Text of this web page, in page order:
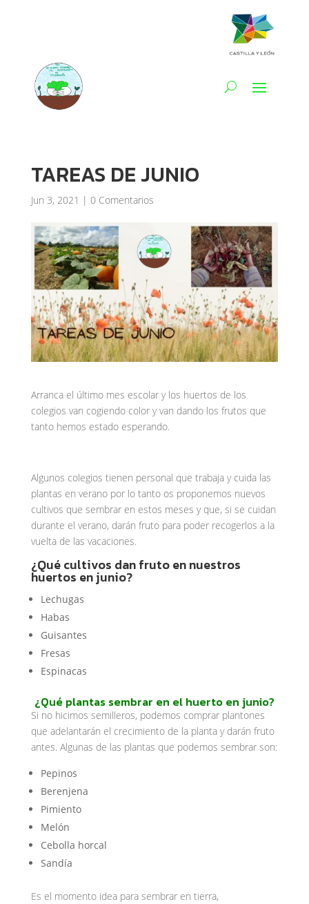
TAREAS DE JUNIO
Jun 3, 2021 | 0 Comentarios
Arranca el último mes escolar y los huertos de los
colegios van cogiendo color y van dando los frutos que
tanto hemos estado esperando.
Algunos colegios tienen personal que trabaja y cuida las
plantas en verano por lo tanto os proponemos nuevos
cultivos que sembrar en estos meses y que, si se cuidan
durante el verano, darán fruto para poder recogerlos a la
vuelta de las vacaciones.
¿Qué cultivos dan fruto en nuestros
huertos en junio?
Lechugas
Habas
Guisantes
Fresas
Espinacas
¿Qué plantas sembrar en el huerto en junio?
Si no hicimos semilleros, podemos comprar plantones
que adelantarán el crecimiento de la planta y darán fruto
antes. Algunas de las plantas que podemos sembrar son:
Pepinos
Berenjena
Pimiento
Melón
Cebolla horcal
Sandía
Es el momento idea para sembrar en tierra,